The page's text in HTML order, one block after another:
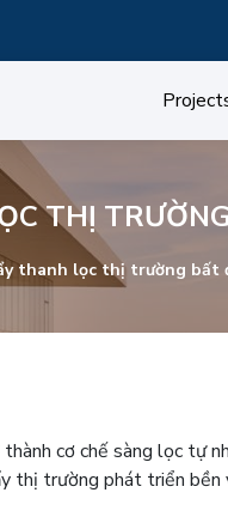
THỊ
thanh lọc thị trường bất
cơ chế sàng lọc tự
thị trường phát triển bền